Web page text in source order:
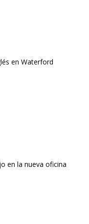
en Waterford
en la nueva oficina